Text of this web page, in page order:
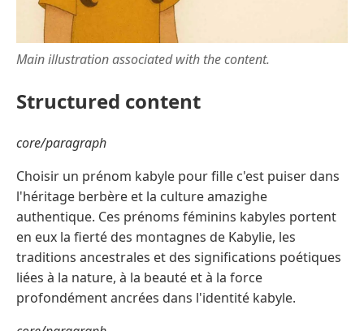
Main illustration associated with the content.
Structured content
core/paragraph
Choisir un prénom kabyle pour fille c'est puiser dans
l'héritage berbère et la culture amazighe
authentique. Ces prénoms féminins kabyles portent
en eux la fierté des montagnes de Kabylie, les
traditions ancestrales et des significations poétiques
liées à la nature, à la beauté et à la force
profondément ancrées dans l'identité kabyle.